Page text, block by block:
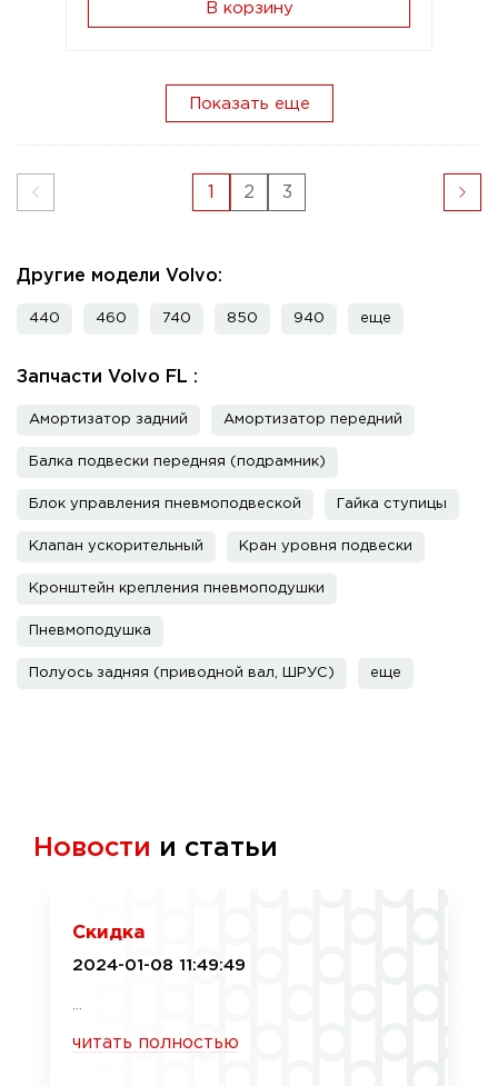
В корзину
Показать еще
1 2 3
Другие модели Volvo:
440 460 740 850 940 еще
Запчасти Volvo FL :
Амортизатор задний Амортизатор передний
Балка подвески передняя (подрамник)
Блок управления пневмоподвеской Гайка ступицы
Клапан ускорительный Кран уровня подвески
Кронштейн крепления пневмоподушки
Пневмоподушка
Полуось задняя (приводной вал, ШРУС) еще
Новости и статьи
Скидка
2024-01-08 11:49:49
читать полностью